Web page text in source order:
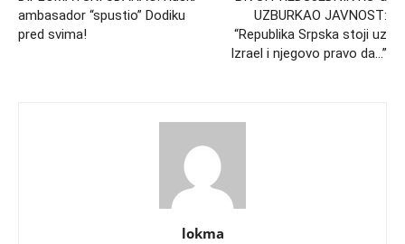
ambasador “spustio” Dodiku
pred svima!
UZBURKAO JAVNOST:
“Republika Srpska stoji uz
Izrael i njegovo pravo da…”
lokma